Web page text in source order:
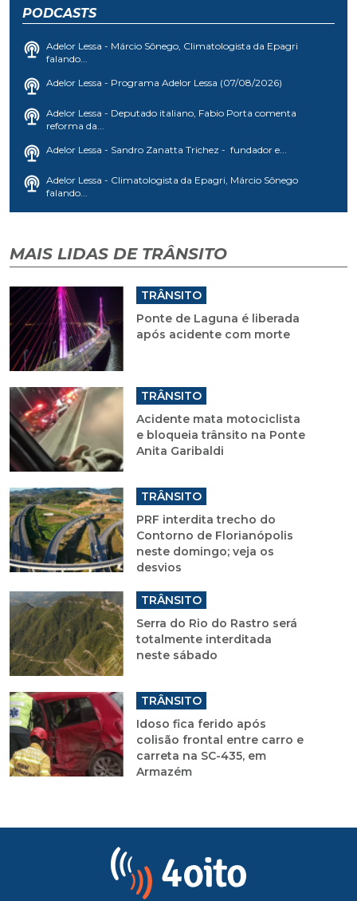
PODCASTS
Adelor Lessa - Márcio Sônego, Climatologista da Epagri
falando...
Adelor Lessa - Programa Adelor Lessa (07/08/2026)
Adelor Lessa - Deputado italiano, Fabio Porta comenta
reforma da...
Adelor Lessa - Sandro Zanatta Trichez - fundador e...
Adelor Lessa - Climatologista da Epagri, Márcio Sônego
falando...
MAIS LIDAS DE TRÂNSITO
TRÂNSITO
Ponte de Laguna é liberada
após acidente com morte
TRÂNSITO
Acidente mata motociclista
e bloqueia trânsito na Ponte
Anita Garibaldi
TRÂNSITO
PRF interdita trecho do
Contorno de Florianópolis
neste domingo; veja os
desvios
TRÂNSITO
Serra do Rio do Rastro será
totalmente interditada
neste sábado
TRÂNSITO
Idoso fica ferido após
colisão frontal entre carro e
carreta na SC-435, em
Armazém